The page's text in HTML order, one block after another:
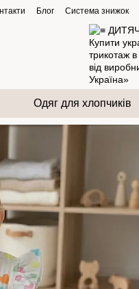
Блог Система знижок
Одяг для хлопчиків